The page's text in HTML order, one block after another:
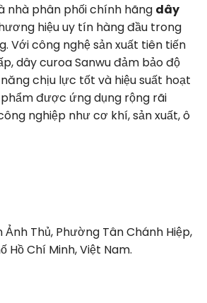
nhà phân phối chính hãng dây
hiệu uy tín hàng đầu trong
Với công nghệ sản xuất tiên tiến
dây curoa Sanwu đảm bảo độ
chịu lực tốt và hiệu suất hoạt
được ứng dụng rộng rãi
nghiệp như cơ khí, sản xuất, ô
Ảnh Thủ, Phường Tân Chánh Hiệp,
Hồ Chí Minh, Việt Nam.